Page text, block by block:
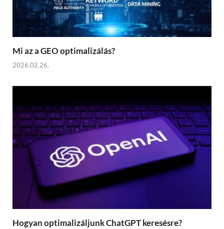
Mi az a GEO optimalizálás?
2026.02.26.
Hogyan optimalizáljunk ChatGPT keresésre?